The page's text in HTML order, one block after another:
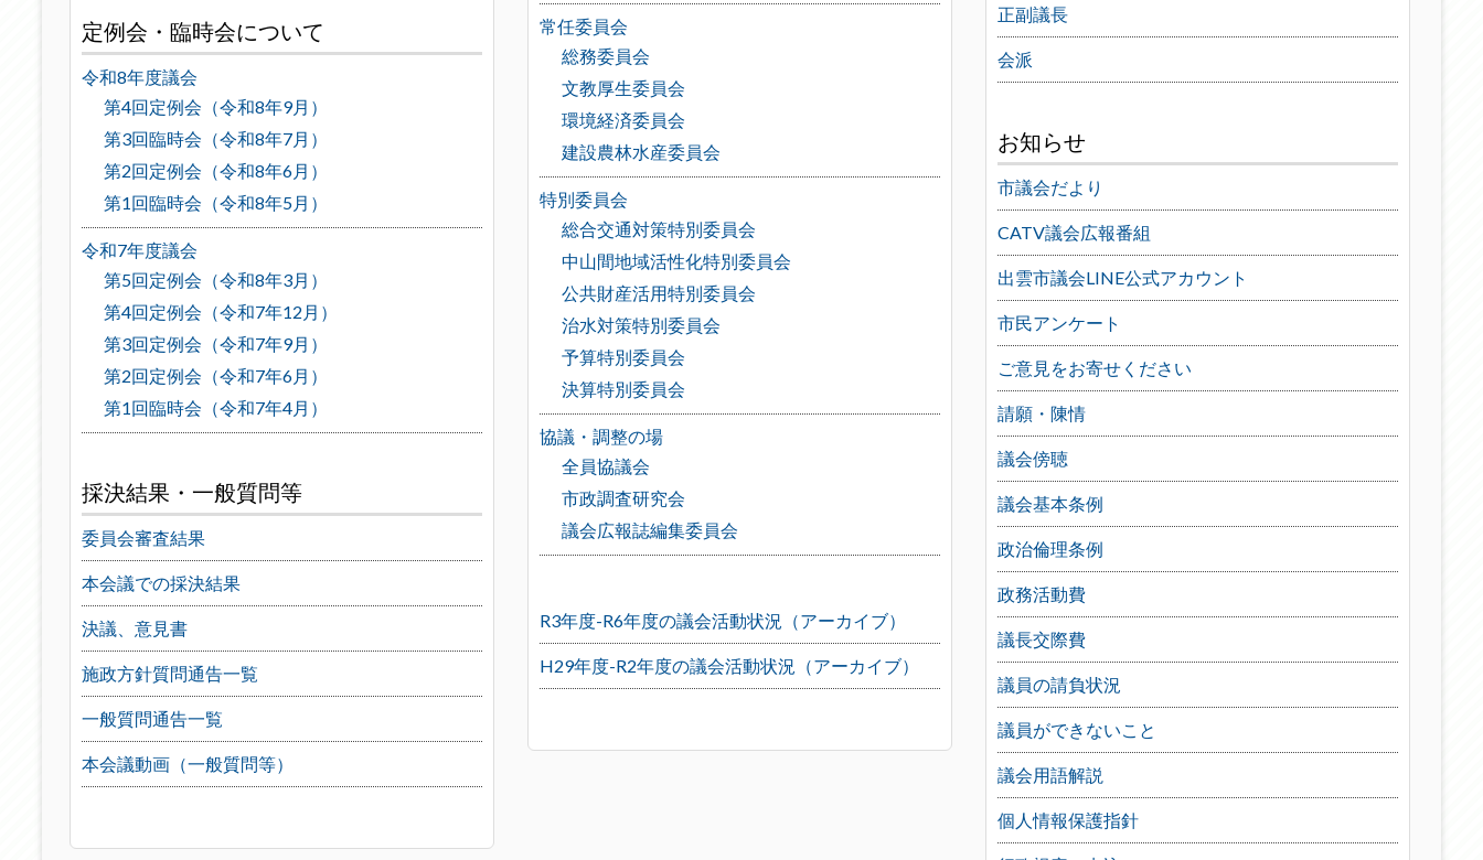
定例会・臨時会について
令和8年度議会
第4回定例会（令和8年9月）
第3回臨時会（令和8年7月）
第2回定例会（令和8年6月）
第1回臨時会（令和8年5月）
令和7年度議会
第5回定例会（令和8年3月）
第4回定例会（令和7年12月）
第3回定例会（令和7年9月）
第2回定例会（令和7年6月）
第1回臨時会（令和7年4月）
採決結果・一般質問等
委員会審査結果
本会議での採決結果
決議、意見書
施政方針質問通告一覧
一般質問通告一覧
本会議動画（一般質問等）
常任委員会
総務委員会
文教厚生委員会
環境経済委員会
建設農林水産委員会
特別委員会
総合交通対策特別委員会
中山間地域活性化特別委員会
公共財産活用特別委員会
治水対策特別委員会
予算特別委員会
決算特別委員会
協議・調整の場
全員協議会
市政調査研究会
議会広報誌編集委員会
R3年度-R6年度の議会活動状況（アーカイブ）
H29年度-R2年度の議会活動状況（アーカイブ）
正副議長
会派
お知らせ
市議会だより
CATV議会広報番組
出雲市議会LINE公式アカウント
市民アンケート
ご意見をお寄せください
請願・陳情
議会傍聴
議会基本条例
政治倫理条例
政務活動費
議長交際費
議員の請負状況
議員ができないこと
議会用語解説
個人情報保護指針